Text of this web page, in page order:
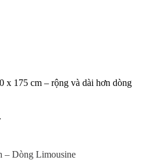
x 175 cm – rộng và dài hơn dòng
– Dòng Limousine